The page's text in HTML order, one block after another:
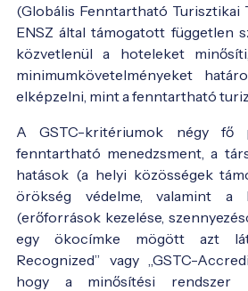
(Globális Fenntartható Turisztikai
ENSZ által támogatott független
közvetlenül a hoteleket
minimumkövetelményeket
elképzelni, mint a fenntartható
A GSTC-kritériumok négy fő
fenntartható menedzsment, a
hatások (a helyi közösségek
örökség védelme, valamint a
(erőforrások kezelése,
egy ökocímke mögött azt
Recognized” vagy „GSTC-
hogy a minősítési rendszer